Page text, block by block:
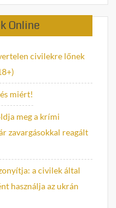
Online
civilekre lőnek
miért!
meg a krími
zavargásokkal reagált
a civilek által
használja az ukrán